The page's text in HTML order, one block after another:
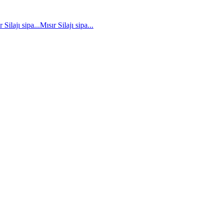
Silajı sipa...Mısır Silajı sipa...